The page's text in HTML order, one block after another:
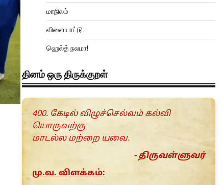
மாநிலம்
விளையாட்டு
ஹெல்த் நலமா!
தினம் ஒரு திருக்குறள்
400. கேடில் விழுச்செல்வம் கல்வி
யொருவற்கு
மாடல்ல மற்றை யவை.
- திருவள்ளுவர்
மு.வ. விளக்கம்: